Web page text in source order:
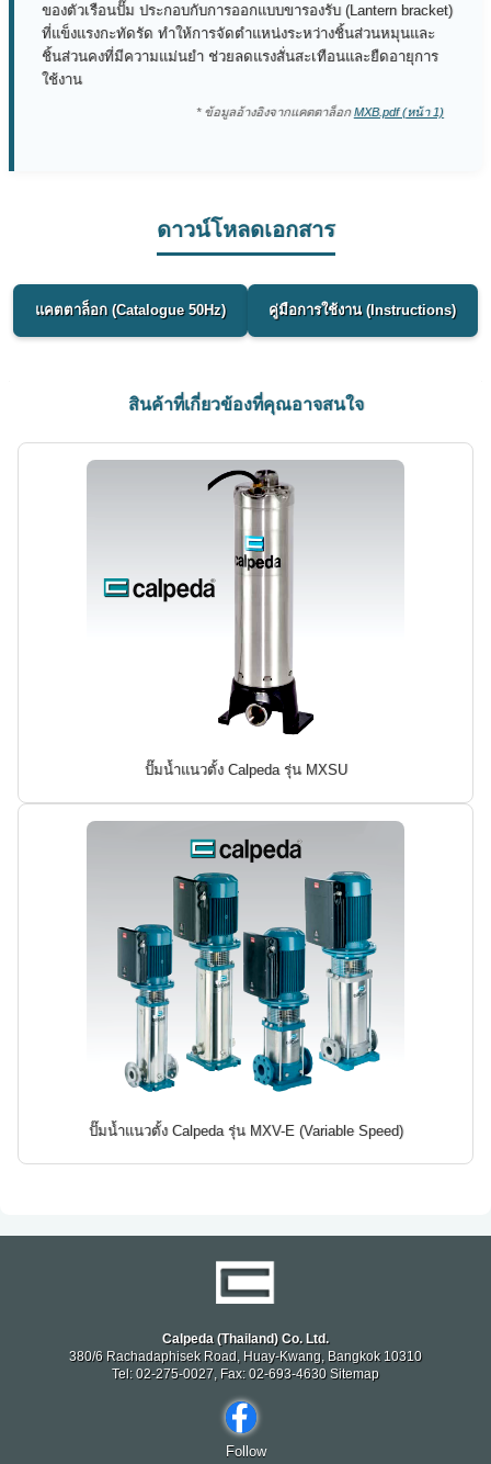
ของตัวเรือนปั๊ม ประกอบกับการออกแบบขารองรับ (Lantern bracket)
ที่แข็งแรงกะทัดรัด ทำให้การจัดตำแหน่งระหว่างชิ้นส่วนหมุนและ
ชิ้นส่วนคงที่มีความแม่นยำ ช่วยลดแรงสั่นสะเทือนและยืดอายุการ
ใช้งาน
* ข้อมูลอ้างอิงจากแคตตาล็อกMXB.pdf (หน้า 1)
ดาวน์โหลดเอกสาร
แคตตาล็อก (Catalogue 50Hz) คู่มือการใช้งาน (Instructions)
สินค้าที่เกี่ยวข้องที่คุณอาจสนใจ
ปั๊มน้ำแนวตั้ง Calpeda รุ่น MXSU
ปั๊มน้ำแนวตั้ง Calpeda รุ่น MXV-E (Variable Speed)
Calpeda (Thailand) Co. Ltd.
380/6 Rachadaphisek Road, Huay-Kwang, Bangkok 10310
Tel: 02-275-0027, Fax: 02-693-4630 Sitemap
Follow